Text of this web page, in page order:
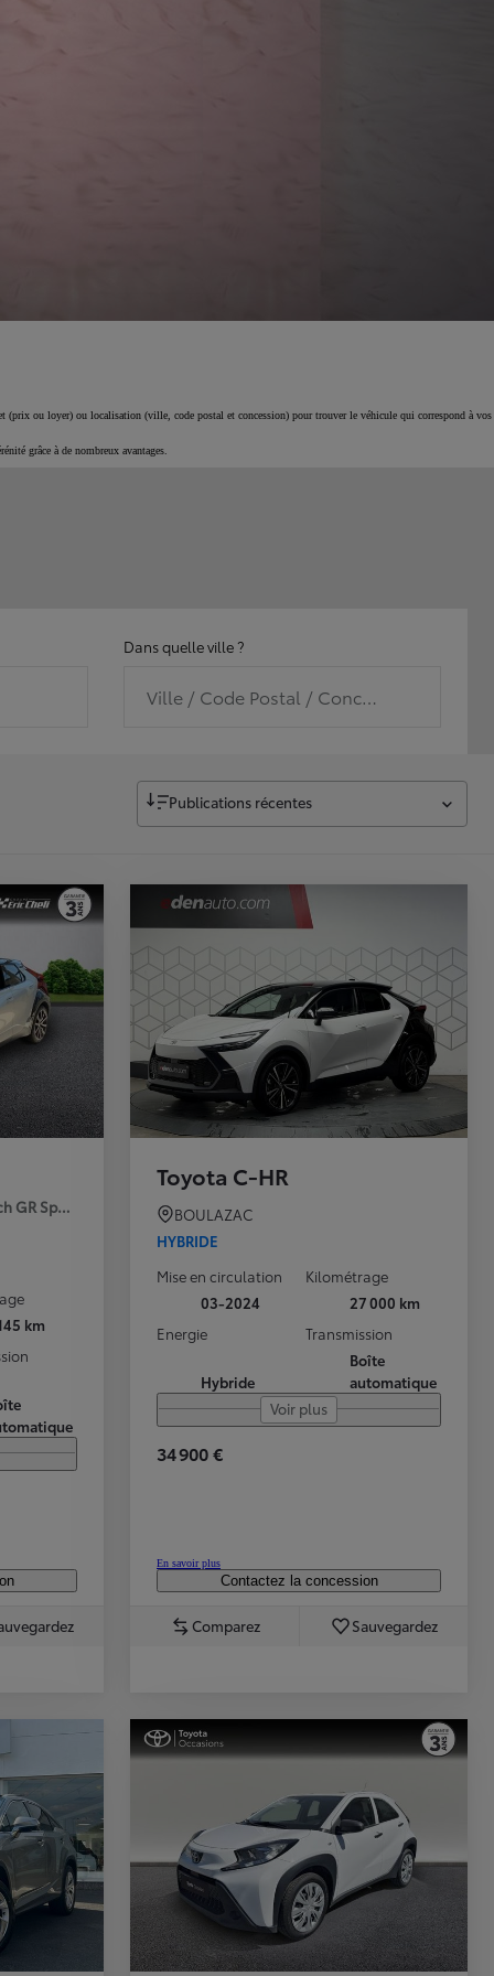
(prix ou loyer) ou localisation (ville, code postal et concession) pour trouver le véhicule qui correspond à vos
grâce à de nombreux avantages.
Dans quelle ville ?
Ville / Code Postal / Concession
Publications récentes
GR Sport Premiere MY25
km
Toyota C-HR
BOULAZAC
HYBRIDE
Mise en circulation
03-2024
Kilométrage
27 000 km
Energie
Hybride
Transmission
Boîte
automatique
Voir plus
34 900 €
En savoir plus
Contactez la concession
Comparez Sauvegardez